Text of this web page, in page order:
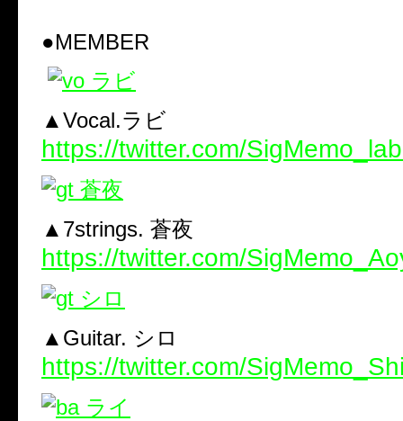
●MEMBER
▲Vocal.ラビ
https://twitter.com/
▲7strings. 蒼夜
https://twitter.com/
▲Guitar. シロ
https://twitter.com/